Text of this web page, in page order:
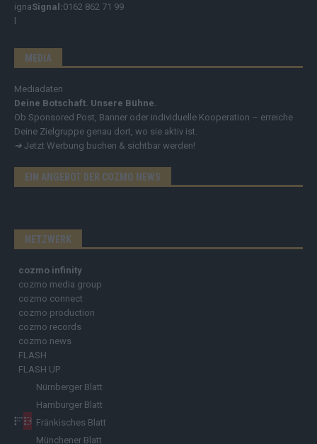
Signal:0162 862 71 99
MEDIA
Mediadaten
Deine Botschaft. Unsere Bühne.
Ob Sponsored Post, Banner oder individuelle Kooperation – erreiche
Deine Zielgruppe genau dort, wo sie aktiv ist.
➔ Jetzt Werbung buchen & sichtbar werden!
EIN ANGEBOT DER COZMO NEWS
NETZWERK
cozmo infinity
cozmo media group
cozmo connect
cozmo production
cozmo records
cozmo news
FLASH
FLASH UP
Nürnberger Blatt
Hamburger Blatt
Fränkisches Blatt
Münchener Blatt